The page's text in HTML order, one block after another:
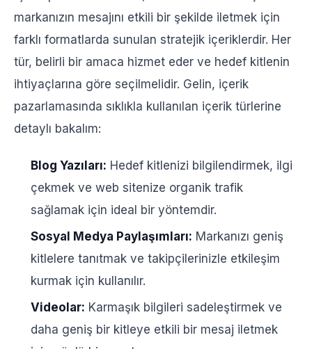
markanızın mesajını etkili bir şekilde iletmek için
farklı formatlarda sunulan stratejik içeriklerdir. Her
tür, belirli bir amaca hizmet eder ve hedef kitlenin
ihtiyaçlarına göre seçilmelidir. Gelin, içerik
pazarlamasında sıklıkla kullanılan içerik türlerine
detaylı bakalım:
Blog Yazıları: Hedef kitlenizi bilgilendirmek, ilgi
çekmek ve web sitenize organik trafik
sağlamak için ideal bir yöntemdir.
Sosyal Medya Paylaşımları: Markanızı geniş
kitlelere tanıtmak ve takipçilerinizle etkileşim
kurmak için kullanılır.
Videolar: Karmaşık bilgileri sadeleştirmek ve
daha geniş bir kitleye etkili bir mesaj iletmek